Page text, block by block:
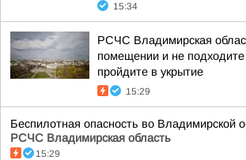
15:34
РСЧС Владимирская
помещении и не
пройдите в укрытие
15:29
Беспилотная опасность во Владимирской
РСЧС Владимирская область
15:29